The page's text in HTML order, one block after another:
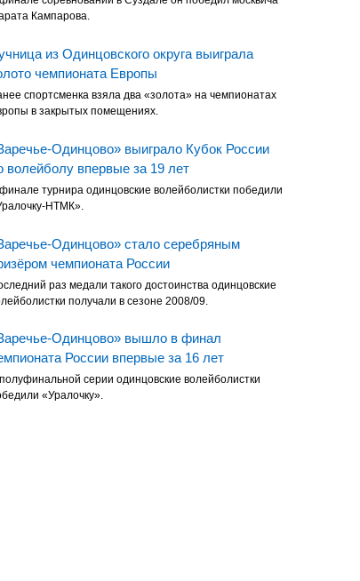
Кампарова.
из Одинцовского округа выиграла
чемпионата Европы
спортсменка взяла два «золота» на чемпионатах
в закрытых помещениях.
Одинцово» выиграло Кубок России
волейболу впервые за 19 лет
турнира одинцовские волейболистки победили
НТМК».
Одинцово» стало серебряным
чемпионата России
раз медали такого достоинства одинцовские
получали в сезоне 2008/09.
Одинцово» вышло в финал
России впервые за 16 лет
серии одинцовские волейболистки
«Уралочку».